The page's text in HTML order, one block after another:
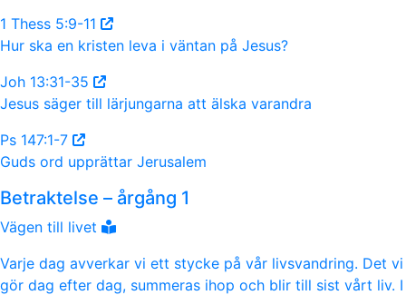
1 Thess 5:9-11
Hur ska en kristen leva i väntan på Jesus?
Joh 13:31-35
Jesus säger till lärjungarna att älska varandra
Ps 147:1-7
Guds ord upprättar Jerusalem
Betraktelse – årgång 1
Vägen till livet
Varje dag avverkar vi ett stycke på vår livsvandring. Det vi
gör dag efter dag, summeras ihop och blir till sist vårt liv. I